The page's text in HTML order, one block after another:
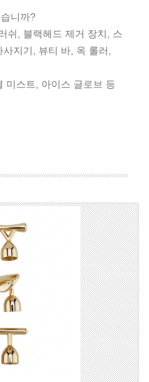
니까?
쉬, 블랙헤드 제거 장치, 스
지기, 뷰티 바, 옥 롤러,
미스트, 아이스 글로브 등